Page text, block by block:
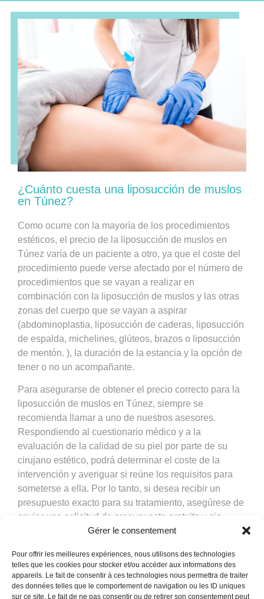
Gérer le consentement
Pour offrir les meilleures expériences, nous utilisons des technologies
telles que les cookies pour stocker et/ou accéder aux informations des
appareils. Le fait de consentir à ces technologies nous permettra de traiter
des données telles que le comportement de navigation ou les ID uniques
sur ce site. Le fait de ne pas consentir ou de retirer son consentement peut
¿Cuánto cuesta una liposucción de muslos
en Túnez?
Como ocurre con la mayoría de los procedimientos
estéticos, el precio de la liposucción de muslos en
Túnez varía de un paciente a otro, ya que el coste del
procedimiento puede verse afectado por el número de
procedimientos que se vayan a realizar en
combinación con la liposucción de muslos y las otras
zonas del cuerpo que se vayan a aspirar
(abdominoplastia, liposucción de caderas, liposucción
de espalda, michelines, glúteos, brazos o liposucción
de mentón. ), la duración de la estancia y la opción de
tener o no un acompañante.
Para asegurarse de obtener el precio correcto para la
liposucción de muslos en Túnez, siempre se
recomienda llamar a uno de nuestros asesores.
Respondiendo al cuestionario médico y a la
evaluación de la calidad de su piel por parte de su
cirujano estético, podrá determinar el coste de la
intervención y averiguar si reúne los requisitos para
someterse a ella. Por lo tanto, si desea recibir un
presupuesto exacto para su tratamiento, asegúrese de
enviar una solicitud de presupuesto gratuita y sin
compromiso a la clínica de cirugía estética Med
asesor médico que le ponga en contacto con el
cirujano para obtener una segunda opinión sobre los
procedimientos de cirugía estética y ver fotos del antes